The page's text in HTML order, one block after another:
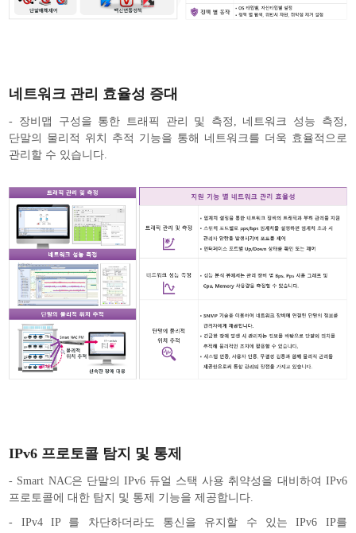
네트워크 관리 효율성 증대
- 장비맵 구성을 통한 트래픽 관리 및 측정, 네트워크 성능 측정,
단말의 물리적 위치 추적 기능을 통해 네트워크를 더욱 효율적으로
관리할 수 있습니다.
IPv6 프로토콜 탐지 및 통제
- Smart NAC은 단말의 IPv6 듀얼 스택 사용 취약성을 대비하여 IPv6
프로토콜에 대한 탐지 및 통제 기능을 제공합니다.
- IPv4 IP 를 차단하더라도 통신을 유지할 수 있는 IPv6 IP를